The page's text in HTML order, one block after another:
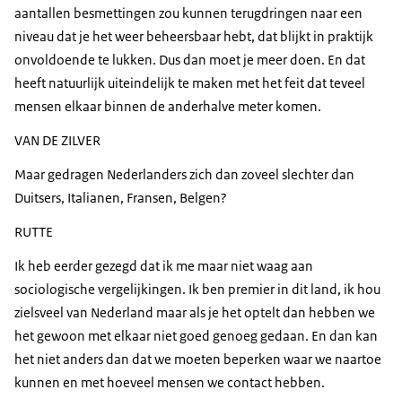
aantallen besmettingen zou kunnen terugdringen naar een
niveau dat je het weer beheersbaar hebt, dat blijkt in praktijk
onvoldoende te lukken. Dus dan moet je meer doen. En dat
heeft natuurlijk uiteindelijk te maken met het feit dat teveel
mensen elkaar binnen de anderhalve meter komen.
VAN DE ZILVER
Maar gedragen Nederlanders zich dan zoveel slechter dan
Duitsers, Italianen, Fransen, Belgen?
RUTTE
Ik heb eerder gezegd dat ik me maar niet waag aan
sociologische vergelijkingen. Ik ben premier in dit land, ik hou
zielsveel van Nederland maar als je het optelt dan hebben we
het gewoon met elkaar niet goed genoeg gedaan. En dan kan
het niet anders dan dat we moeten beperken waar we naartoe
kunnen en met hoeveel mensen we contact hebben.